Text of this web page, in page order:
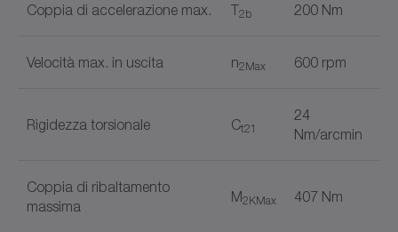
Coppia di accelerazione max. T2b 200 Nm
Velocità max. in uscita n2Max 600 rpm
Rigidezza torsionale Ct21
24
Nm/arcmin
Coppia di ribaltamento
massima
M2KMax 407 Nm